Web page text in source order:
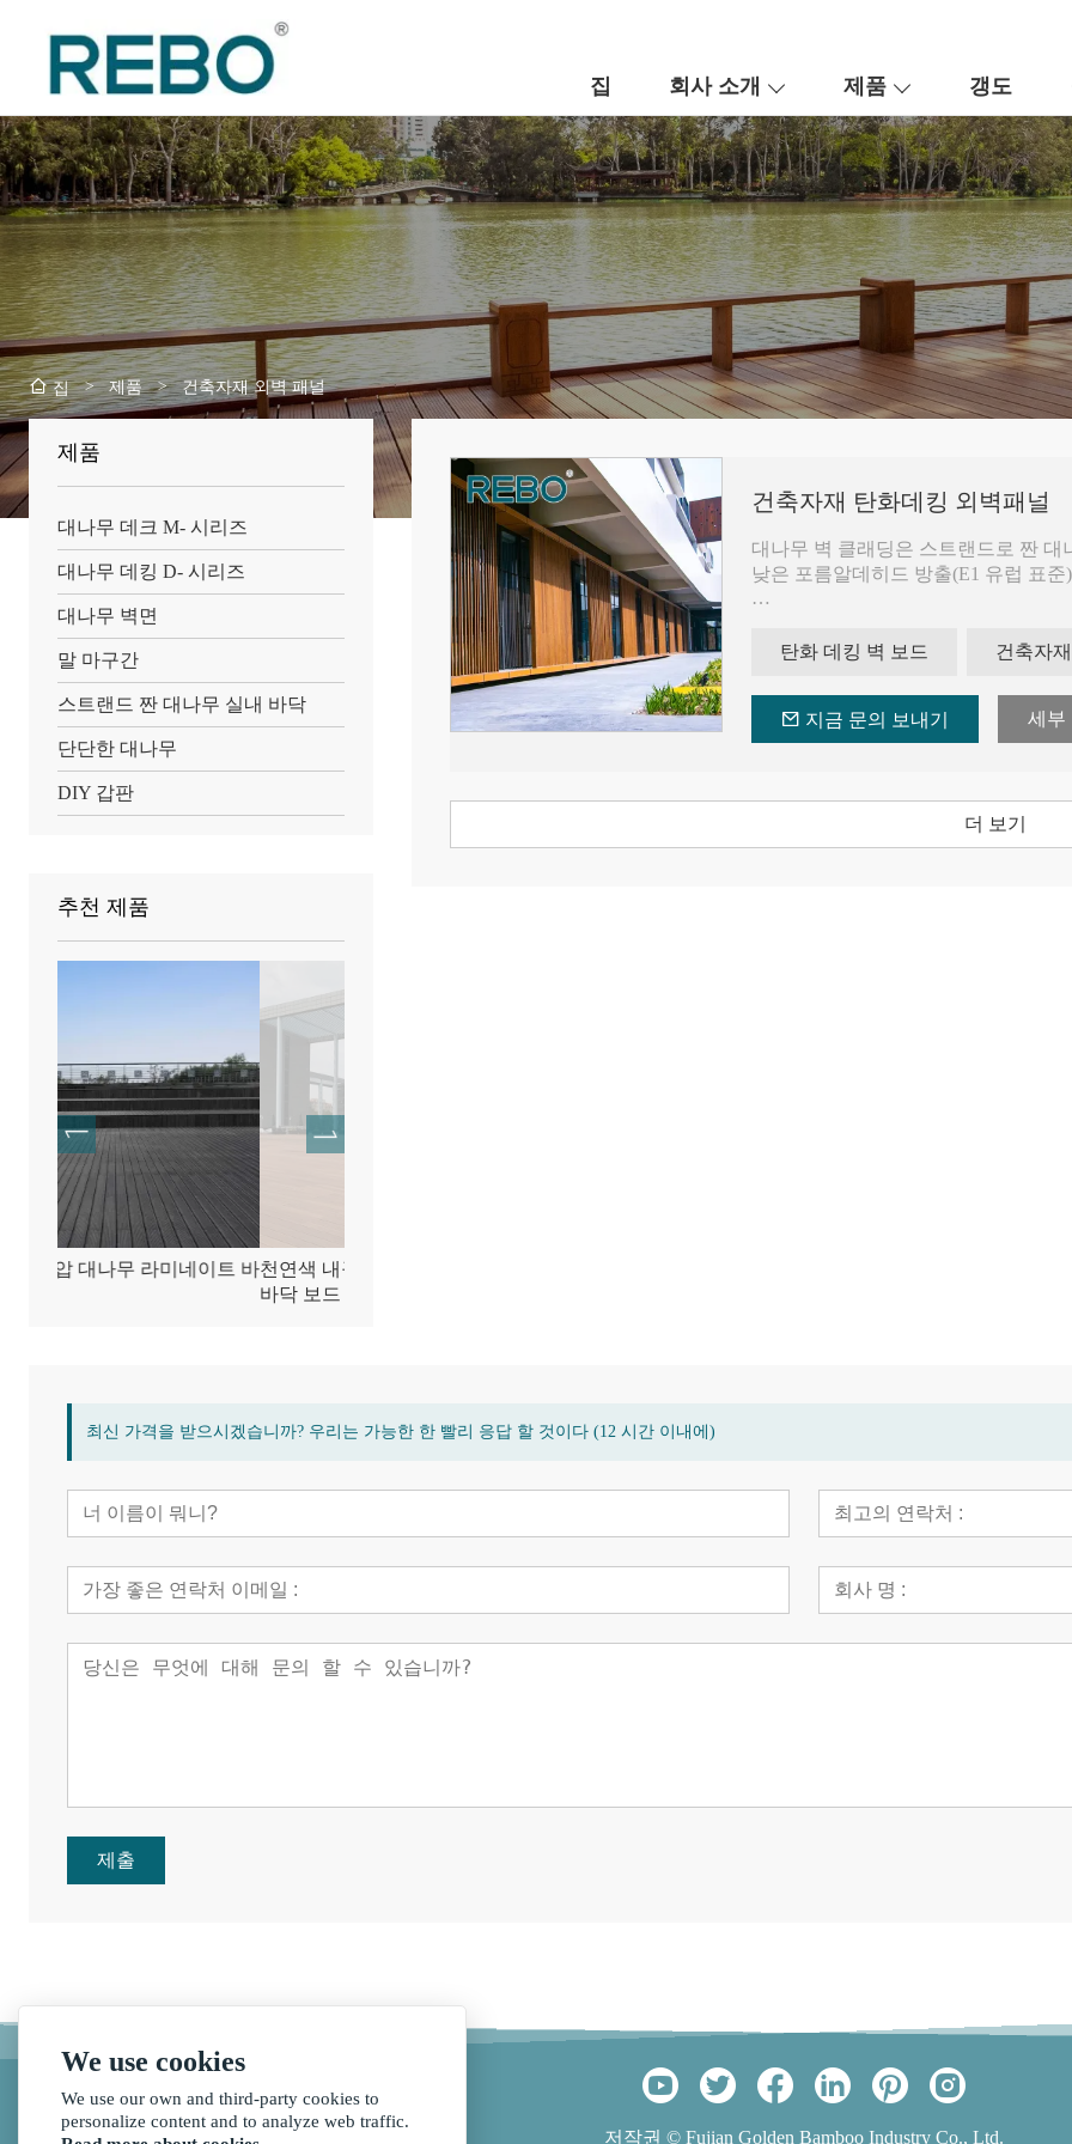
집 회사 소개 제품 갱도
집 > 제품 > 건축자재 외벽 패널
제품
대나무 데크 M- 시리즈
대나무 데킹 D- 시리즈
대나무 벽면
말 마구간
스트랜드 짠 대나무 실내 바닥
단단한 대나무
DIY 갑판
추천 제품
트 바천연색 내구성 대나무 야외 데크
건축자재 탄화데킹 외벽패널
대나무 벽 클래딩은 스트랜드로 짠
낮은 포름알데히드 방출(E1 유럽 표
는 방법은 외관에 매우 결정적입니다
수년간의 경험을 통해 대나무 소재는
매우 적합하다는 것이 입증되었습니
탄화 데킹 벽 보드 건축자
지금 문의 보내기 세부
더 보기
최신 가격을 받으시겠습니까? 우리는 가능한 한 빨리 응답 할 것이다 (12 시간 이내에)
제출
저작권 © Fujian Golden Bamboo Industry Co., Ltd.
We use cookies
We use our own and third-party cookies to
personalize content and to analyze web traffic.